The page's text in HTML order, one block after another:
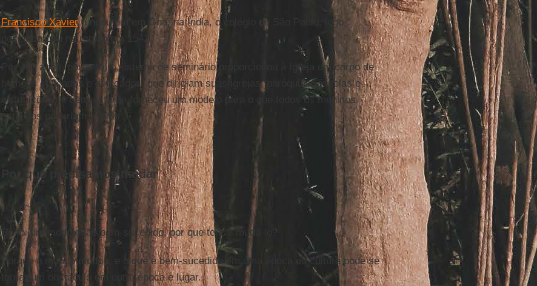
Francisco Xavierfundou um em Goa, na Índia, o colégio de São Paulo, logo
desembarcou na região em 1542.
Por 400 anos, portanto, o sistema de seminário proporcionou à Igreja um corpo de
homens educados e dedicados, que dirigiam suas igrejas, paróquias, escolas e
instituições de bem-estar, e forneceu um modelo para o que todos os meninos
católicos poderiam aspirar.
Por que precisamos mudar
Se foi um modelo tão bem-sucedido, por que tentar mudá-lo?
Porque o mundo mudou, e o que é bem-sucedido em uma época ou cultura pode se
tornar um obstáculo em outra época e lugar.